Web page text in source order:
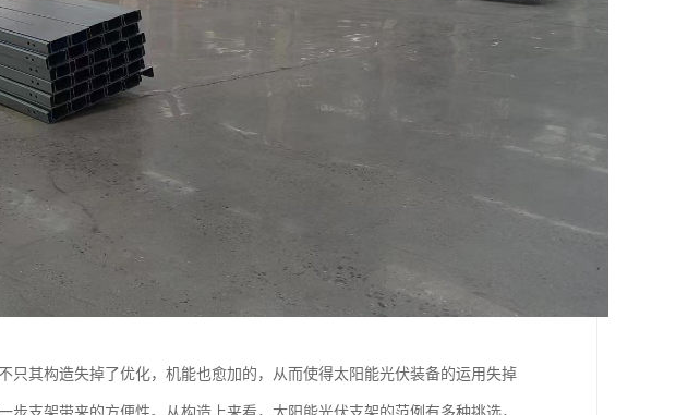
只其构造失掉了优化，机能也愈加的，从而使得太阳能光伏装备的运用失掉